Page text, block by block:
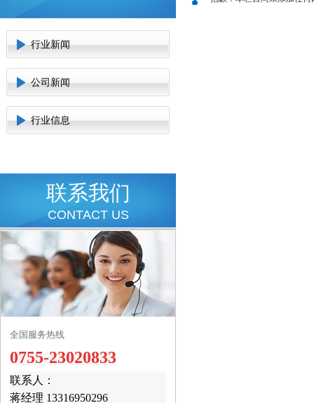
行业新闻
公司新闻
行业信息
联系我们
CONTACT US
全国服务热线
0755-23020833
联系人：
蒋经理 13316950296